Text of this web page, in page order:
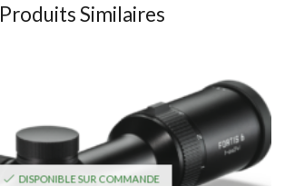
Produits Similaires
DISPONIBLE SUR COMMANDE